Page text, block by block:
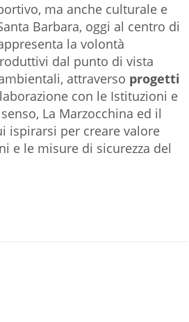
ma anche culturale e
Barbara, oggi al centro di
la volontà
dal punto di vista
attraverso progetti
con le Istituzioni e
La Marzocchina ed il
ispirarsi per creare valore
e le misure di sicurezza del